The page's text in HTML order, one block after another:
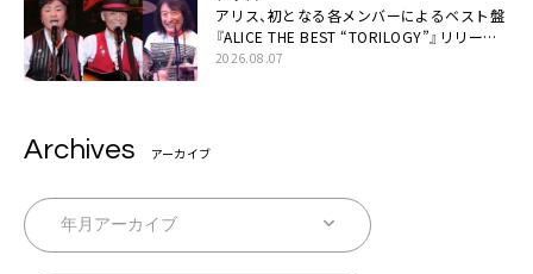
アリス、初となる各メンバーによるベスト盤
『ALICE THE BEST “TORILOGY”』リリース
決定
2026.08.07
Archives アーカイブ